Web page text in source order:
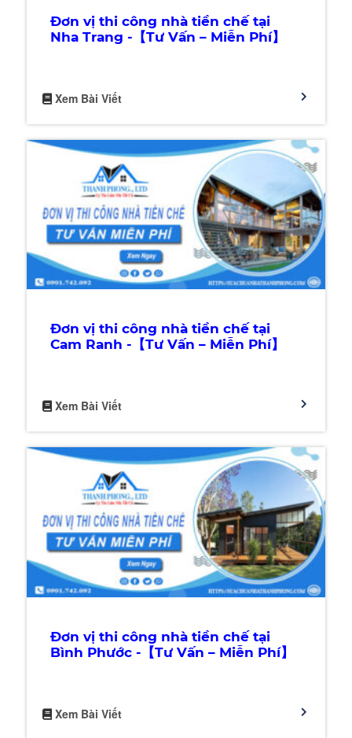
Đơn vị thi công nhà tiền chế tại
Nha Trang -【Tư Vấn – Miễn Phí】
Xem Bài Viết
Đơn vị thi công nhà tiền chế tại
Cam Ranh -【Tư Vấn – Miễn Phí】
Xem Bài Viết
Đơn vị thi công nhà tiền chế tại
Bình Phước -【Tư Vấn – Miễn Phí】
Xem Bài Viết